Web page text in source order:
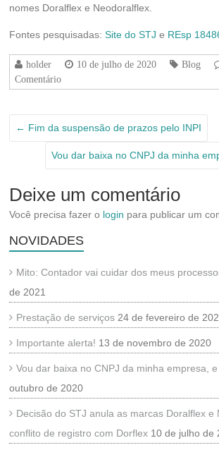
nomes Doralflex e Neodoralflex.
Fontes pesquisadas:Site do STJ e REsp
holder 10 de julho de 2020 Blog
Comentário
← Fim da suspensão de prazos pelo INPI
Vou dar baixa no CNPJ da minha
Deixe um comentário
Você precisa fazer o login para publicar um
NOVIDADES
Mito: Contador vai cuidar dos meus
de 2021
Prestação de serviços 24 de fevereiro de
Importante alerta! 13 de novembro de 2020
Vou dar baixa no CNPJ da minha empresa,
outubro de 2020
Decisão do STJ anula as marcas Doralflex e
conflito de registro com Dorflex 10 de julho de